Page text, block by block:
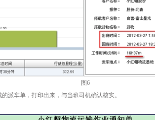
图6
派车单，打印出来，与当班司机确认核实。